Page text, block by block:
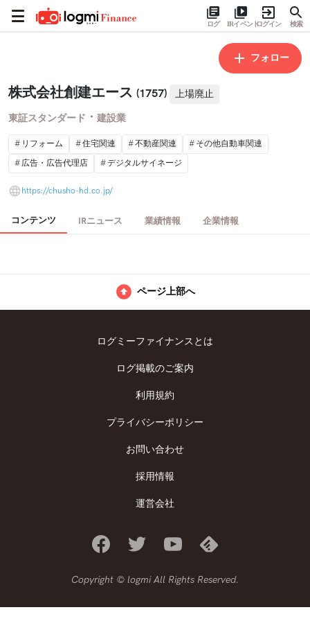
ログ IRイベントログイン 検索
フォロー
株式会社創建エース (1757) 上場廃止
東証スタンダード ・ 建設業
リフォーム 住宅関連 不動産関連
その他自動車関連
広告・広告代理店
デジタルサイネージ
https://chusho-hd.co.jp/
コンテンツ IRニュース 業績情報 企業情報
ページ上部へ
ログミーファイナンスとは
ログ掲載のご案内
利用規約
プライバシーポリシー
お問い合わせ
採用情報
運営会社
Copyright © logmi All Rights Reserved.